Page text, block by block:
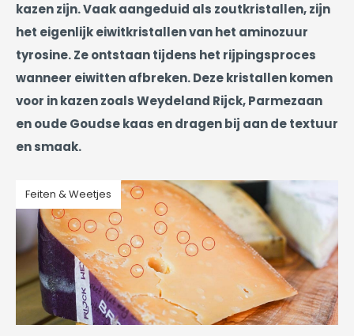
kazen zijn. Vaak aangeduid als zoutkristallen, zijn
het eigenlijk eiwitkristallen van het aminozuur
tyrosine. Ze ontstaan tijdens het rijpingsproces
wanneer eiwitten afbreken. Deze kristallen komen
voor in kazen zoals Weydeland Rijck, Parmezaan
en oude Goudse kaas en dragen bij aan de textuur
en smaak.
Feiten & Weetjes